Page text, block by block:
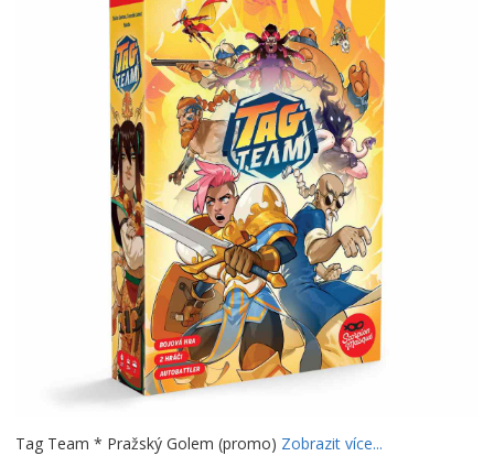
Tag Team * Pražský Golem (promo) Zobrazit více...